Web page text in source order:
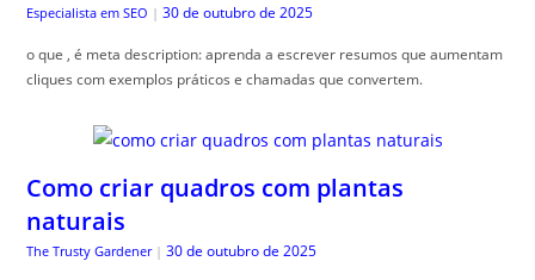
Especialista em SEO | 30 de outubro de 2025
o que , é meta description: aprenda a escrever resumos que aumentam
cliques com exemplos práticos e chamadas que convertem.
Como criar quadros com plantas
naturais
The Trusty Gardener | 30 de outubro de 2025